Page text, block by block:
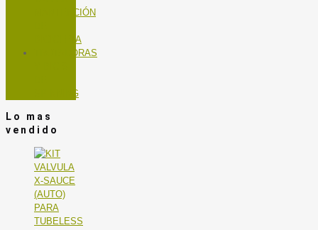
MANTENCIÓN
BICICLETA
TROTADORAS
SPINNING
Lo mas
vendido